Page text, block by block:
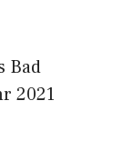
Bad
2021